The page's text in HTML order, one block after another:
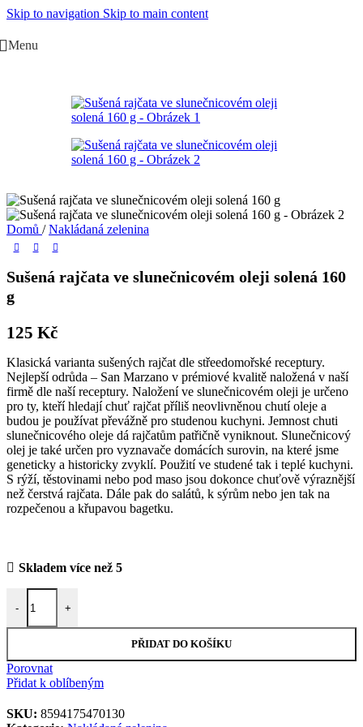
Skip to navigation Skip to main content
Menu
Domů / Nakládaná zelenina
Sušená rajčata ve slunečnicovém oleji solená 160
g
125 Kč
Klasická varianta sušených rajčat dle střeedomořské receptury.
Nejlepší odrůda – San Marzano v prémiové kvalitě naložená v naší
firmě dle naší receptury. Naložení ve slunečnicovém oleji je určeno
pro ty, kteří hledají chuť rajčat příliš neovlivněnou chutí oleje a
budou je používat převážně pro studenou kuchyni. Jemnost chuti
slunečnicového oleje dá rajčatům patřičně vyniknout. Slunečnicový
olej je také určen pro vyznavače domácích surovin, na které jsme
geneticky a historicky zvyklí. Použití ve studené tak i teplé kuchyni.
S rýží, těstovinami nebo pod maso jsou dokonce chuťově výraznější
než čerstvá rajčata. Dále pak do salátů, k sýrům nebo jen tak na
rozpečenou a křupavou bagetku.
Skladem více než 5
-
Sušená rajčata ve slunečnicovém oleji solená 160 g množství
+
PŘIDAT DO KOŠÍKU
Porovnat
Přidat k oblíbeným
SKU: 8594175470130